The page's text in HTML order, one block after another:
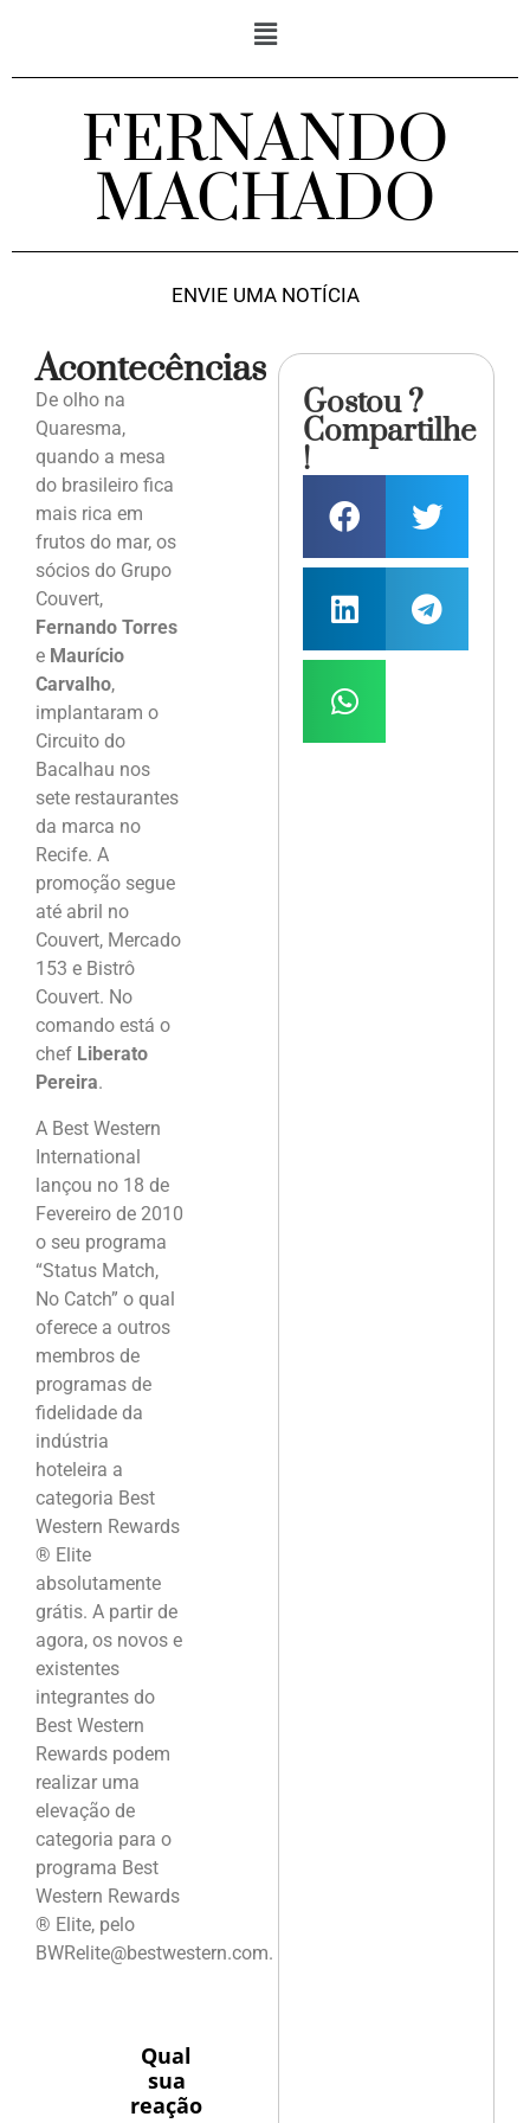
FERNANDO
MACHADO
ENVIE UMA NOTÍCIA
Acontecências
De olho na
Quaresma,
quando a mesa
do brasileiro fica
mais rica em
frutos do mar, os
sócios do Grupo
Couvert,
Fernando Torres
e Maurício
Carvalho,
implantaram o
Circuito do
Bacalhau nos
sete restaurantes
da marca no
Recife. A
promoção segue
até abril no
Couvert, Mercado
153 e Bistrô
Couvert. No
comando está o
chef Liberato
Pereira.
A Best Western
International
lançou no 18 de
Fevereiro de 2010
o seu programa
“Status Match,
No Catch” o qual
oferece a outros
membros de
programas de
fidelidade da
indústria
hoteleira a
categoria Best
Western Rewards
® Elite
absolutamente
grátis. A partir de
agora, os novos e
existentes
integrantes do
Best Western
Rewards podem
realizar uma
elevação de
categoria para o
programa Best
Western Rewards
® Elite, pelo
BWRelite@bestwestern.com.
Qual
sua
reação
Gostou ?
Compartilhe
!